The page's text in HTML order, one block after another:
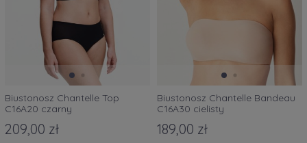
Biustonosz Chantelle Top
C16A20 czarny
209,00 zł
Biustonosz Chantelle Bandeau
C16A30 cielisty
189,00 zł